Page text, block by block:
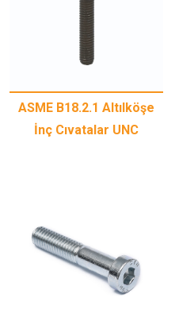
ASME B18.2.1 AltıIköşe
İnç Cıvatalar UNC